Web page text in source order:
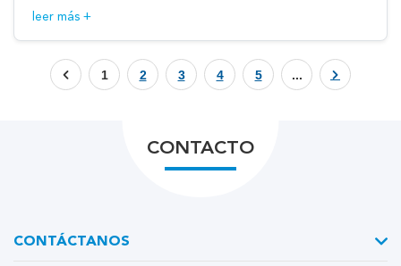
leer más +
1 2 3 4 5 ...
CONTACTO
CONTÁCTANOS